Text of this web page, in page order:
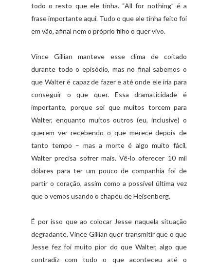
todo o resto que ele tinha. “All for nothing” é a
frase importante aqui. Tudo o que ele tinha feito foi
em vão, afinal nem o próprio filho o quer vivo.
Vince Gillian manteve esse clima de coitado
durante todo o episódio, mas no final sabemos o
que Walter é capaz de fazer e até onde ele iria para
conseguir o que quer. Essa dramaticidade é
importante, porque sei que muitos torcem para
Walter, enquanto muitos outros (eu, inclusive) o
querem ver recebendo o que merece depois de
tanto tempo – mas a morte é algo muito fácil,
Walter precisa sofrer mais. Vê-lo oferecer 10 mil
dólares para ter um pouco de companhia foi de
partir o coração, assim como a possível última vez
que o vemos usando o chapéu de Heisenberg.
É por isso que ao colocar Jesse naquela situação
degradante, Vince Gillian quer transmitir que o que
Jesse fez foi muito pior do que Walter, algo que
contradiz com tudo o que aconteceu até o